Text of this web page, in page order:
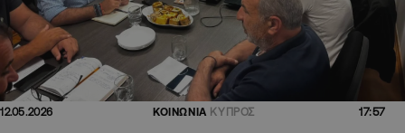
12.05.2026 ΚΟΙΝΩΝΙΑ ΚΥΠΡΟΣ 17:57